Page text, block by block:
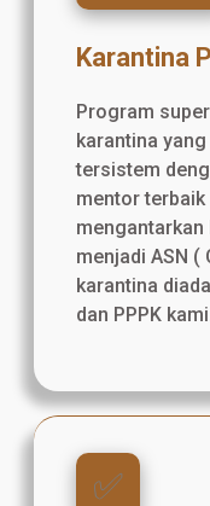
Karantina
Program
karantina
tersistem
mentor
mengantarkan
menjadi ASN (
karantina
dan PPPK
✅️